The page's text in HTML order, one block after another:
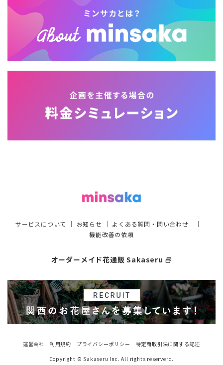
サービスについて ｜ お知らせ ｜ よくある質問・問い合わせ ｜
機能改善の依頼
オーダーメイド花通販 Sakaseru select_window
運営会社 利用規約 プライバシーポリシー
特定商取引法に関する記述
Copyright © Sakaseru Inc. All rights reserverd.